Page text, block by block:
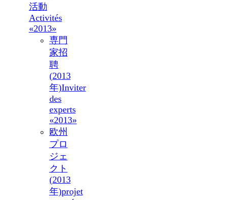
活動
Activités
«2013»
専門
家招
聘
(2013
年)Inviter
des
experts
«2013»
欧州
プロ
ジェ
クト
(2013
年)projet